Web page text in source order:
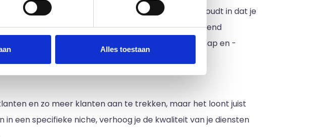
Alles toestaan
net zoals dat voor bedrijven het geval is. Dit houdt in dat je
belangrijk om te promoten wat je onderscheidend
klant voor jou kiest. Door een sterke merkboodschap en -
en zo meer klanten aan te trekken, maar het loont juist
een specifieke niche, verhoog je de kwaliteit van je diensten